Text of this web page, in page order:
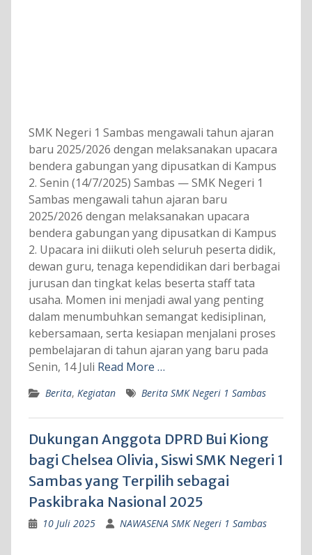
SMK Negeri 1 Sambas mengawali tahun ajaran
baru 2025/2026 dengan melaksanakan upacara
bendera gabungan yang dipusatkan di Kampus
2. Senin (14/7/2025) Sambas — SMK Negeri 1
Sambas mengawali tahun ajaran baru
2025/2026 dengan melaksanakan upacara
bendera gabungan yang dipusatkan di Kampus
2. Upacara ini diikuti oleh seluruh peserta didik,
dewan guru, tenaga kependidikan dari berbagai
jurusan dan tingkat kelas beserta staff tata
usaha. Momen ini menjadi awal yang penting
dalam menumbuhkan semangat kedisiplinan,
kebersamaan, serta kesiapan menjalani proses
pembelajaran di tahun ajaran yang baru pada
Senin, 14 Juli Read More …
Berita, Kegiatan Berita SMK Negeri 1 Sambas
Dukungan Anggota DPRD Bui Kiong
bagi Chelsea Olivia, Siswi SMK Negeri 1
Sambas yang Terpilih sebagai
Paskibraka Nasional 2025
10 Juli 2025 NAWASENA SMK Negeri 1 Sambas